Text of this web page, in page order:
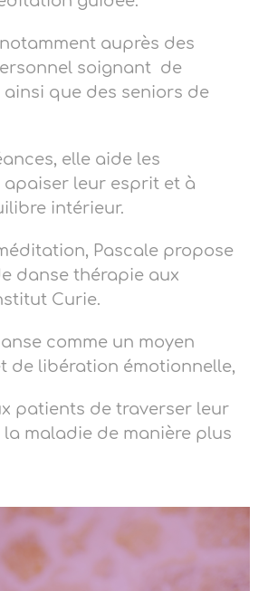
auprès des
soignant de
ainsi que des seniors de
elle aide les
leur esprit et à
intérieur.
Pascale propose
danse thérapie aux
Curie.
comme un moyen
de libération émotionnelle,
patients de traverser leur
maladie de manière plus